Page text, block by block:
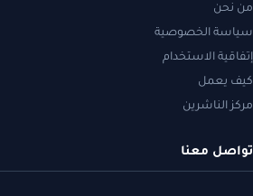
من نحن
سياسة الخصوصية
إتفاقية الاستخدام
كيف يعمل
مركز الناشرين
تواصل معنا